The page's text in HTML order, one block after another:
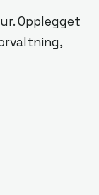
Opplegget